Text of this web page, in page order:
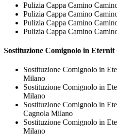
Pulizia Cappa Camino
Pulizia Cappa Camino
Pulizia Cappa Camino
Pulizia Cappa Camino
Sostituzione Comignolo in Eternit
Sostituzione Comignolo in
Milano
Sostituzione Comignolo in
Milano
Sostituzione Comignolo in
Cagnola Milano
Sostituzione Comignolo in
Milano